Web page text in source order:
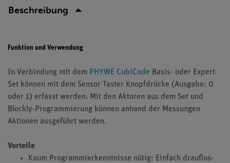
Beschreibung
Funktion und Verwendung
In Verbindung mit dem PHYWE CubiCode Basis- oder Expert
Set können mit dem Sensor Taster Knopfdrücke (Ausgabe: 0
oder 1) erfasst werden. Mit den Aktoren aus dem Set und
Blockly-Programmierung können anhand der Messungen
Aktionen ausgeführt werden.
Vorteile
Kaum Programmierkenntnisse nötig: Einfach drauflos-